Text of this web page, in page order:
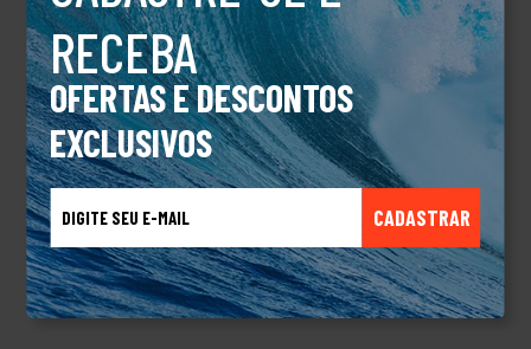
RECEBA
OFERTAS E DESCONTOS
EXCLUSIVOS
CADASTRAR
TALVEZ VOCÊ TAMBÉM GOSTE